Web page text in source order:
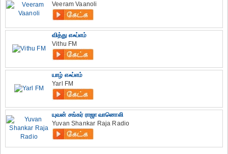
Veeram Vaanoli
வித்து எஃப்எம்
Vithu FM
யாழ் எஃப்எம்
Yarl FM
யுவன் சங்கர் ராஜா வானொலி
Yuvan Shankar Raja Radio